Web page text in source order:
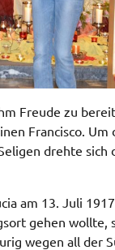
Freude zu
Francisco.
drehte sich
am 13. Juli
gehen wollte,
wegen all der